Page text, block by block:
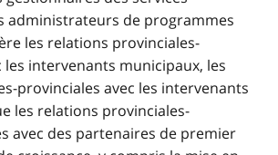
administrateurs de programmes
les relations provinciales-
les intervenants municipaux, les
provinciales avec les intervenants
les relations provinciales-
avec des partenaires de premier